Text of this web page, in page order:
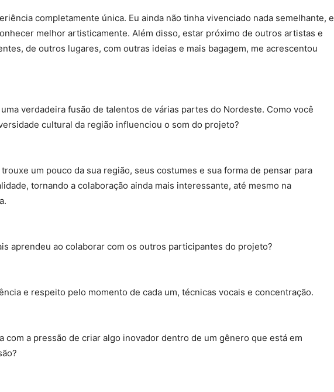
completamente única. Eu ainda não tinha vivenciado nada semelhante, e
melhor artisticamente. Além disso, estar próximo de outros artistas e
de outros lugares, com outras ideias e mais bagagem, me acrescentou
uma verdadeira fusão de talentos de várias partes do Nordeste. Como você
cultural da região influenciou o som do projeto?
um pouco da sua região, seus costumes e sua forma de pensar para
tornando a colaboração ainda mais interessante, até mesmo na
aprendeu ao colaborar com os outros participantes do projeto?
e respeito pelo momento de cada um, técnicas vocais e concentração.
com a pressão de criar algo inovador dentro de um gênero que está em